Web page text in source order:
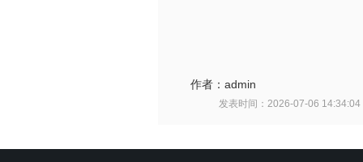
作者： admin
发表时间： 2026-07-06 14:34:04